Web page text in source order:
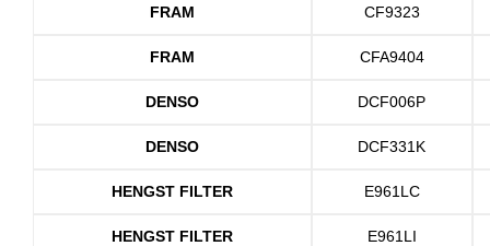
FRAM CF9323
FRAM CFA9404
DENSO DCF006P
DENSO DCF331K
HENGST FILTER E961LC
HENGST FILTER E961LI